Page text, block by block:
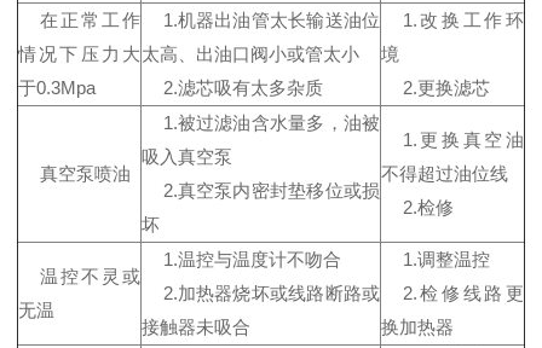
在正常工作
情况下压力大
于0.3Mpa
1.机器出油管太长输送油位
太高、出油口阀小或管太小
2.滤芯吸有太多杂质
1.改换工作环
境
2.更换滤芯
真空泵喷油
1.被过滤油含水量多，油被
吸入真空泵
2.真空泵内密封垫移位或损
坏
1.更换真空油
不得超过油位线
2.检修
温控不灵或
无温
1.温控与温度计不吻合
2.加热器烧坏或线路断路或
接触器未吸合
1.调整温控
2.检修线路更
换加热器